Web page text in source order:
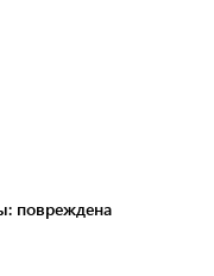
повреждена